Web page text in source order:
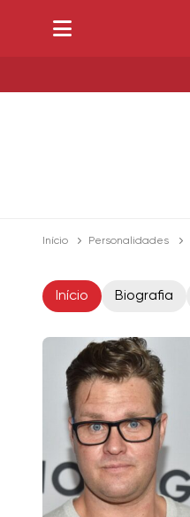
Início Personalidades
Início Biografia